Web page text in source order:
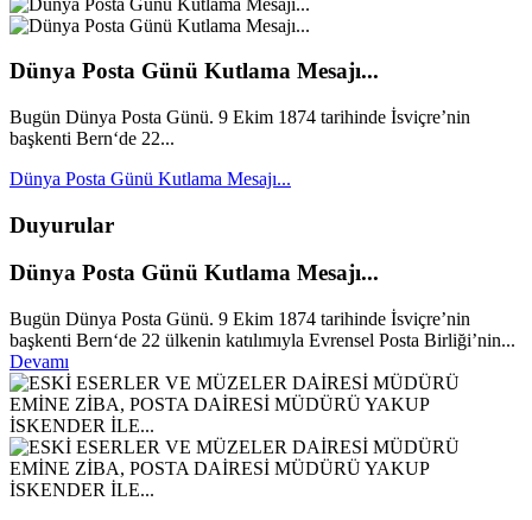
Dünya Posta Günü Kutlama Mesajı...
Bugün Dünya Posta Günü. 9 Ekim 1874 tarihinde İsviçre’nin
başkenti Bern‘de 22...
Dünya Posta Günü Kutlama Mesajı...
Duyurular
Dünya Posta Günü Kutlama Mesajı...
Bugün Dünya Posta Günü. 9 Ekim 1874 tarihinde İsviçre’nin
başkenti Bern‘de 22 ülkenin katılımıyla Evrensel Posta Birliği’nin...
Devamı